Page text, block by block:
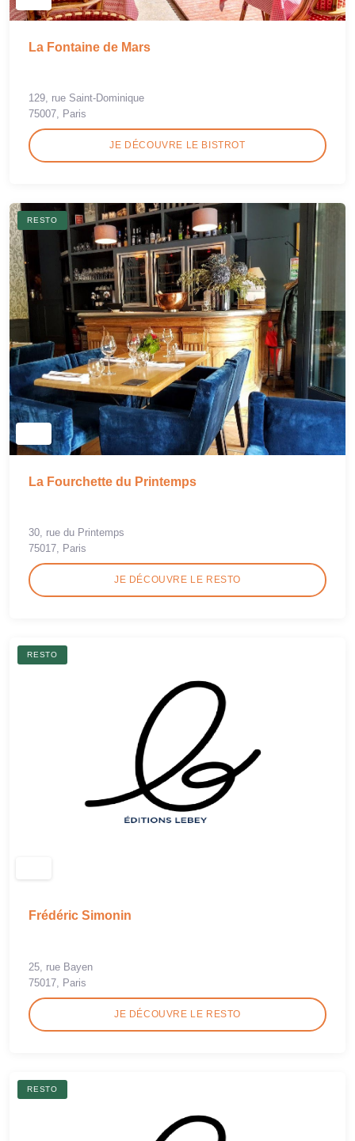
La Fontaine de Mars
129, rue Saint-Dominique
75007, Paris
JE DÉCOUVRE LE BISTROT
RESTO
La Fourchette du Printemps
30, rue du Printemps
75017, Paris
JE DÉCOUVRE LE RESTO
RESTO
Frédéric Simonin
25, rue Bayen
75017, Paris
JE DÉCOUVRE LE RESTO
RESTO